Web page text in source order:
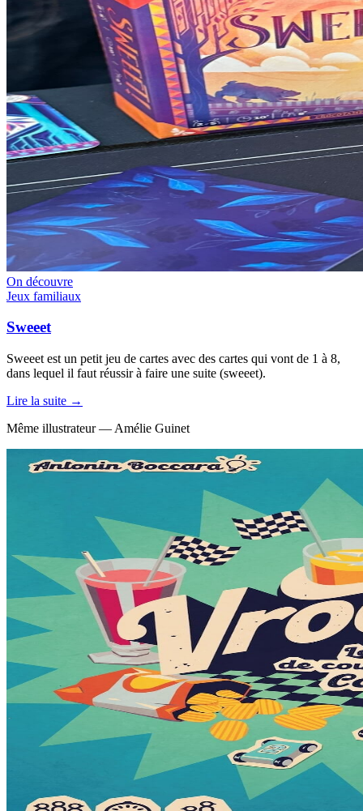
On découvre
Jeux familiaux
Sweeet
Sweeet est un petit jeu de cartes avec des cartes qui vont de 1 à 8,
dans lequel il faut réussir à faire une suite (sweeet).
Lire la suite →
Même illustrateur — Amélie Guinet